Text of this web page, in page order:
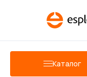
Каталог